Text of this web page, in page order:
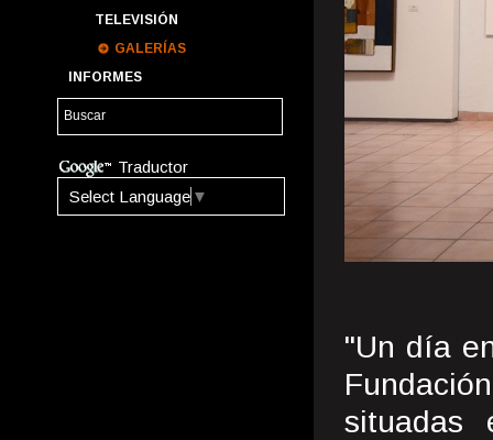
TELEVISIÓN
GALERÍAS
INFORMES
Traductor
Select Language ▼
"Un día
situadas